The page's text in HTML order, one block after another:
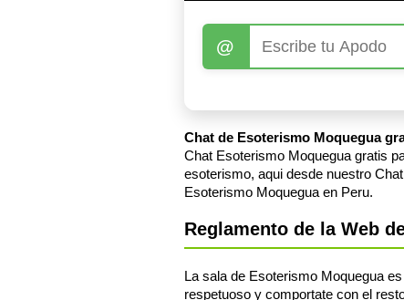
@
Chat de Esoterismo Moquegua
Chat Esoterismo Moquegua gratis
esoterismo, aqui desde nuestro
Esoterismo Moquegua en Peru.
Reglamento de la Web
La sala de Esoterismo Moquegua
respetuoso y comportate con el